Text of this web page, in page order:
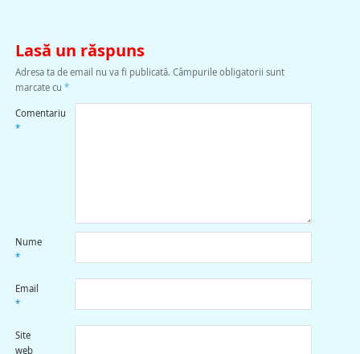
Lasă un răspuns
Adresa ta de email nu va fi publicată. Câmpurile obligatorii sunt
marcate cu *
Comentariu
*
Nume
*
Email
*
Site
web